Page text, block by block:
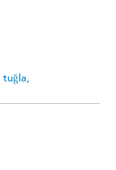
tuğla,